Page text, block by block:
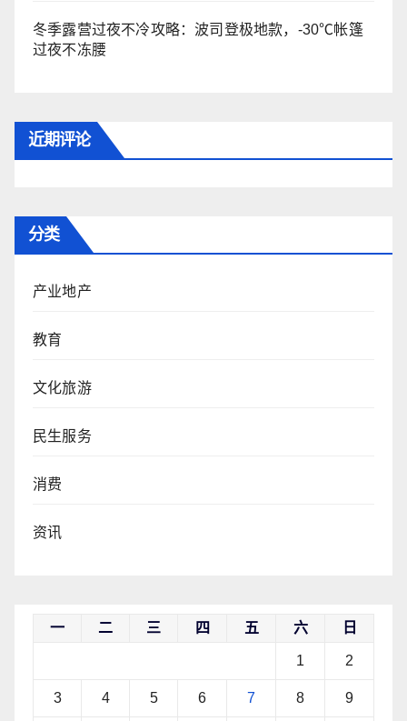
冬季露营过夜不冷攻略：波司登极地款，-30℃帐篷
过夜不冻腰
近期评论
分类
产业地产
教育
文化旅游
民生服务
消费
资讯
一 二 三 四 五 六 日
1 2
3 4 5 6 7 8 9